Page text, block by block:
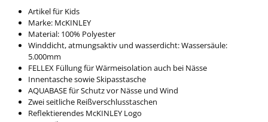
Artikel für Kids
Marke: McKINLEY
Material: 100% Polyester
Winddicht, atmungsaktiv und wasserdicht: Wassersäule:
5.000mm
FELLEX Füllung für Wärmeisolation auch bei Nässe
Innentasche sowie Skipasstasche
AQUABASE für Schutz vor Nässe und Wind
Zwei seitliche Reißverschlusstaschen
Reflektierendes McKINLEY Logo